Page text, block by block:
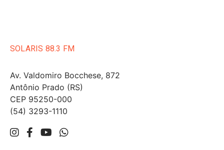
SOLARIS 88.3 FM
Av. Valdomiro Bocchese, 872
Antônio Prado (RS)
CEP 95250-000
(54) 3293-1110